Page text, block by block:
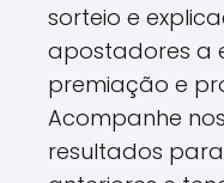
sorteio e
apostadores a
premiação e
Acompanhe
resultados